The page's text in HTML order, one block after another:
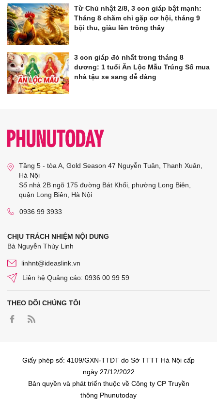
Từ Chủ nhật 2/8, 3 con giáp bật mạnh:
Tháng 8 chăm chỉ gặp cơ hội, tháng 9
bội thu, giàu lên trông thấy
3 con giáp đỏ nhất trong tháng 8
dương: 1 tuổi Ăn Lộc Mẫu Trúng Số mua
nhà tậu xe sang dễ dàng
Tầng 5 - tòa A, Gold Season 47 Nguyễn Tuân, Thanh Xuân,
Hà Nội
Số nhà 2B ngõ 175 đường Bát Khối, phường Long Biên,
quận Long Biên, Hà Nội
0936 99 3933
CHỊU TRÁCH NHIỆM NỘI DUNG
Bà Nguyễn Thùy Linh
linhnt@ideaslink.vn
Liên hệ Quảng cáo: 0936 00 99 59
THEO DÕI CHÚNG TÔI
Giấy phép số: 4109/GXN-TTĐT do Sở TTTT Hà Nội cấp
ngày 27/12/2022
Bản quyền và phát triển thuộc về Công ty CP Truyền
thông Phunutoday